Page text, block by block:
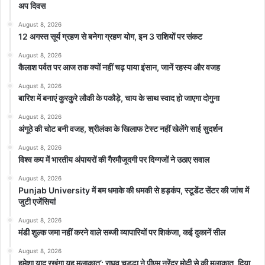
कार्रवाई करनी पड़ी।
पुलिस ने बताया कि इस दौरान गोली लगने से आरोपी घायल हो गया और उसे
अस्पताल ले जाया गया, जहां चिकित्सकों ने उसे मृत घोषित कर दिया। अधिकारी ने
बताया कि आरोपी इस मामले के मुख्य संदिग्धों में से एक था और लड़की से कथित
दुष्कर्म और उसकी हत्या से पहले आरोपी को सीसीटीवी फुटेज में लड़की के साथ
देखा गया था।
शुभेंदु ने 72 घंटे में मांगी थी रिपोर्ट
सिद्धनाथ गुप्ता को बारुईपुर में 11 साल की बच्ची के साथ ष्कर्म और हत्या से जुड़े
के बाद भीड़ हत्या का शिकार हुआ व्यक्ति बेकसूर था। उन्होंने कहा कि बीते रविवार
को पीड़िता का शव मिलने के बाद हुए विरोध-प्रदर्शन के दौरान सार्वजनिक संपत्ति
की तोड़फोड़ करने और पुलिस वाहन तथा रेलवे पटरियों को नुकसान पहुंचाने वाले
लगभग 200 लोगों के खिलाफ कार्रवाई की जाएगी।
अप दिवस
August 8, 2026
12 अगस्त सूर्य ग्रहण से बनेगा ग्रहण योग, इन 3 राशियों पर संकट
August 8, 2026
कैलाश पर्वत पर आज तक क्यों नहीं चढ़ पाया इंसान, जानें रहस्य और वजह
August 8, 2026
बारिश में बनाएं कुरकुरे लौकी के पकौड़े, चाय के साथ स्वाद हो जाएगा दोगुना
August 8, 2026
अंगूठे की चोट बनी वजह, श्रीलंका के खिलाफ टेस्ट नहीं खेलेंगे साई सुदर्शन
August 8, 2026
विश्व कप में भारतीय अंपायरों की गैरमौजूदगी पर दिग्गजों ने उठाए सवाल
August 8, 2026
Punjab University में बम धमाके की धमकी से हड़कंप, स्टूडेंट सेंटर की जांच में
जुटी एजेंसियां
August 8, 2026
मंडी शुल्क जमा नहीं करने वाले सब्जी व्यापारियों पर शिकंजा, कई दुकानें सील
August 8, 2026